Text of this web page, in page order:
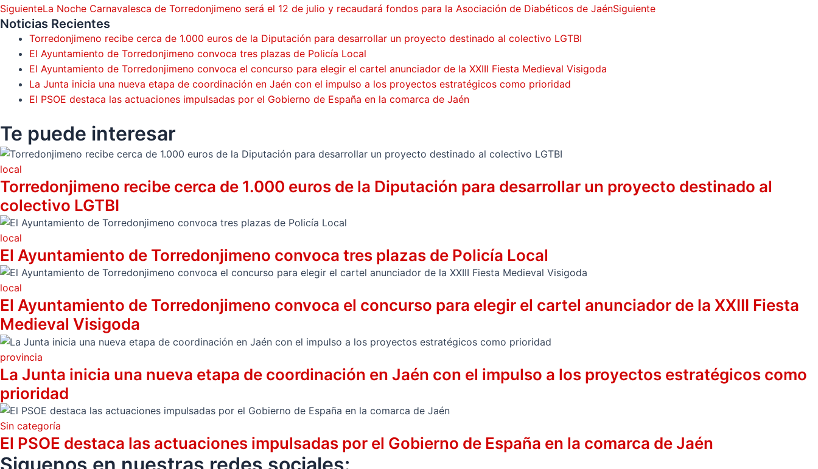
SiguienteLa Noche Carnavalesca de Torredonjimeno será el 12 de julio y recaudará fondos para la Asociación de Diabéticos de JaénSiguiente
Noticias Recientes
Torredonjimeno recibe cerca de 1.000 euros de la Diputación para desarrollar un proyecto destinado al colectivo LGTBI
El Ayuntamiento de Torredonjimeno convoca tres plazas de Policía Local
El Ayuntamiento de Torredonjimeno convoca el concurso para elegir el cartel anunciador de la XXIII Fiesta Medieval Visigoda
La Junta inicia una nueva etapa de coordinación en Jaén con el impulso a los proyectos estratégicos como prioridad
El PSOE destaca las actuaciones impulsadas por el Gobierno de España en la comarca de Jaén
Te puede interesar
local
Torredonjimeno recibe cerca de 1.000 euros de la Diputación para desarrollar un proyecto destinado al
colectivo LGTBI
local
El Ayuntamiento de Torredonjimeno convoca tres plazas de Policía Local
local
El Ayuntamiento de Torredonjimeno convoca el concurso para elegir el cartel anunciador de la XXIII Fiesta
Medieval Visigoda
provincia
La Junta inicia una nueva etapa de coordinación en Jaén con el impulso a los proyectos estratégicos como
prioridad
Sin categoría
El PSOE destaca las actuaciones impulsadas por el Gobierno de España en la comarca de Jaén